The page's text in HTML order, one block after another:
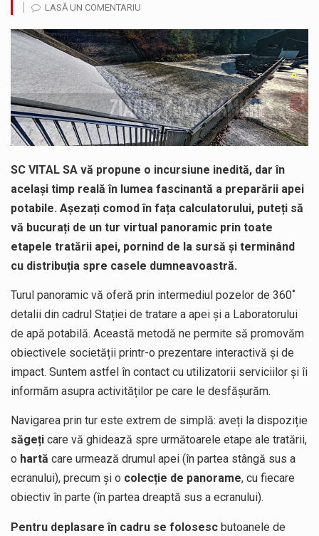
Fostul deputat si primar Cătălin Cherecheș a fost invitat la Horia Nasra Show unde a sustinut o dezbatere pe teme…
Pompierii militari si un echipaj SMURD au intervenit in aceasta dimineata la degajarea unei persoane care a fost găsită spânzurată…
Liceul Ucrainean „Taras Șevcenko” din Sighetu Marmației, singurul liceu din România cu predare în limba ucraineană, are potențialul de a-și…
Proiectul pentru reconstrucția definitivă a podului peste râul Săsar din Baia Mare avansează într-o nouă etapă concretă. După asigurarea finanțării…
LASĂ UN COMENTARIU
SC VITAL SA vă propune o incursiune inedită, dar în
același timp reală în lumea fascinantă a preparării apei
potabile. Așezați comod în fața calculatorului, puteți să
vă bucurați de un tur virtual panoramic prin toate
etapele tratării apei, pornind de la sursă și terminând
cu distribuția spre casele dumneavoastră.
Turul panoramic vă oferă prin intermediul pozelor de 360˚
detalii din cadrul Stației de tratare a apei și a Laboratorului
de apă potabilă. Această metodă ne permite să promovăm
obiectivele societății printr-o prezentare interactivă și de
impact. Suntem astfel în contact cu utilizatorii serviciilor și îi
informăm asupra activităților pe care le desfășurăm.
Navigarea prin tur este extrem de simplă: aveți la dispoziție
săgeți care vă ghidează spre următoarele etape ale tratării,
o hartă care urmează drumul apei (în partea stângă sus a
ecranului), precum și o colecție de panorame, cu fiecare
obiectiv în parte (în partea dreaptă sus a ecranului).
Pentru deplasare în cadru se folosesc butoanele de